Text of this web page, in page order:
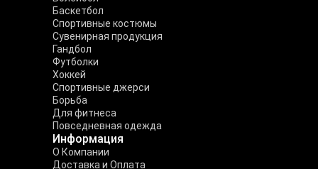
Баскетбол
Спортивные костюмы
Сувенирная продукция
Гандбол
Футболки
Хоккей
Спортивные джерси
Борьба
Для фитнеса
Повседневная одежда
Информация
О Компании
Доставка и Оплата